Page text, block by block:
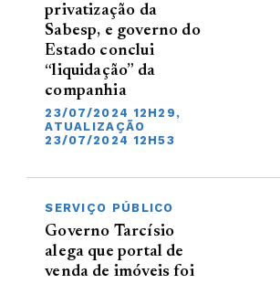
privatização da
Sabesp, e governo do
Estado conclui
“liquidação” da
companhia
23/07/2024 12H29,
ATUALIZAÇÃO
23/07/2024 12H53
SERVIÇO PÚBLICO
Governo Tarcísio
alega que portal de
venda de imóveis foi